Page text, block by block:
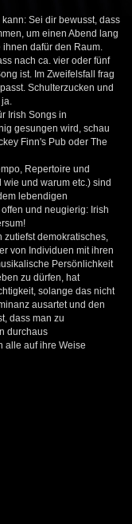
Sei dir bewusst, dass
um einen Abend lang
dafür den Raum.
nach ca. vier oder fünf
ist. Im Zweifelsfall frag
Schulterzucken und
Irish Songs in
gesungen wird, schau
Finn's Pub oder The
Repertoire und
und warum etc.) sind
lebendigen
und neugierig: Irish
zutiefst demokratisches,
von Individuen mit ihren
Persönlichkeit
zu dürfen, hat
solange das nicht
ausartet und den
dass man zu
durchaus
alle auf ihre Weise